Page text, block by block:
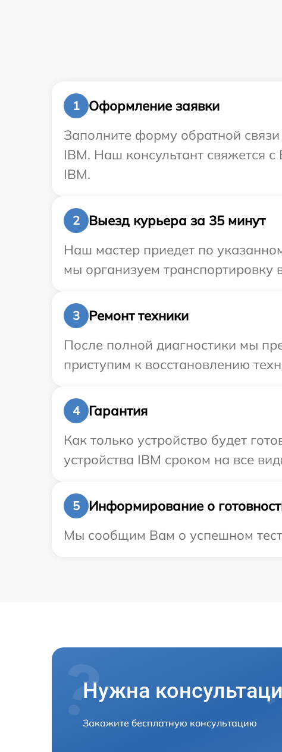
1
Оформление заявки
Заполните форму обратной
IBM. Наш консультант свяжется
IBM.
2
Выезд курьера за 35 минут
Наш мастер приедет по
мы организуем транспортировку
3
Ремонт техники
После полной диагностики мы
приступим к восстановлению
4
Гарантия
Как только устройство будет
устройства IBM сроком на все
5
Информирование о
Мы сообщим Вам о успешном
Нужна
Закажите бесплатную консультацию